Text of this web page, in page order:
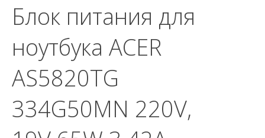
Блок питания для
ноутбука ACER
AS5820TG
334G50MN 220V,